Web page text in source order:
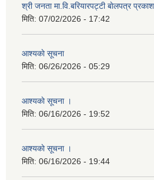
श्री जनता मा.वि.बरियारपट्टी बाेलपत्र
मिति: 07/02/2026 - 17:42
आश्यकाे सूचना
मिति: 06/26/2026 - 05:29
आश्यकाे सूचना ।
मिति: 06/16/2026 - 19:52
आश्यकाे सूचना ।
मिति: 06/16/2026 - 19:44